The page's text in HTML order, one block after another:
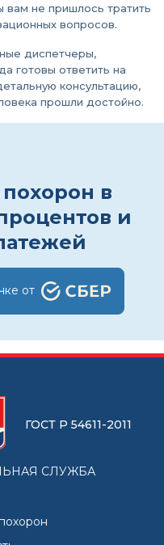
не пришлось тратить
вопросов.
диспетчеры,
готовы ответить на
консультацию,
прошли достойно.
в
и
от
ГОСТ Р 54611-2011
СЛУЖБА